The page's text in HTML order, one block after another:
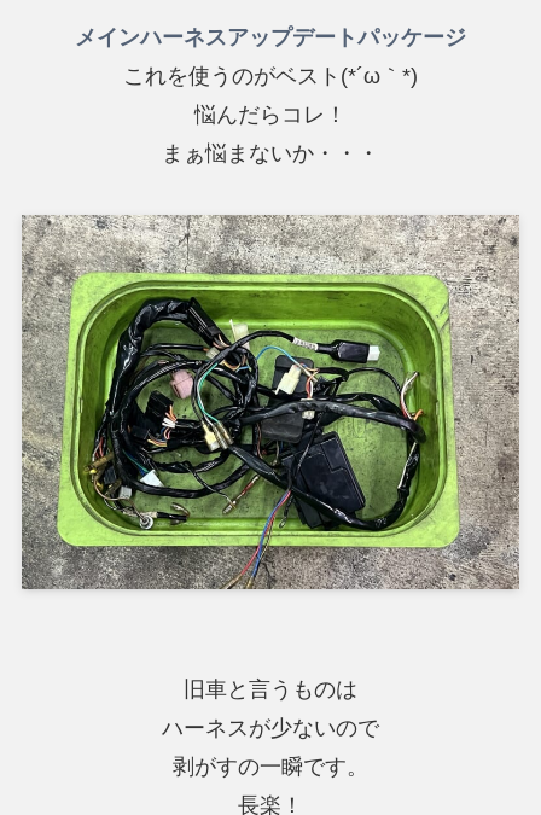
メインハーネスアップデートパッケージ
これを使うのがベスト(*´ω｀*)
悩んだらコレ！
まぁ悩まないか・・・
旧車と言うものは
ハーネスが少ないので
剥がすの一瞬です。
長楽！